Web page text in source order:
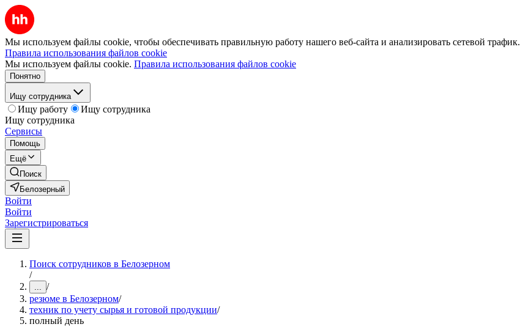
Мы используем файлы cookie, чтобы обеспечивать правильную работу нашего веб-сайта и анализировать сетевой трафик.
Правила использования файлов cookie
Мы используем файлы cookie. Правила использования файлов cookie
Понятно
Ищу сотрудника
Ищу работу
Ищу сотрудника
Ищу сотрудника
Сервисы
Помощь
Ещё
Поиск
Белозерный
Войти
Войти
Зарегистрироваться
Поиск сотрудников в Белозерном
/
... /
резюме в Белозерном/
техник по учету сырья и готовой продукции/
полный день